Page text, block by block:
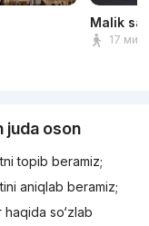
Malik
17 мин
juda oson
topib beramiz;
aniqlab beramiz;
so‘zlab